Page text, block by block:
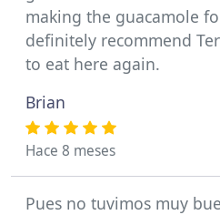
making the guacamole
definitely recommend
to eat here again.
Brian
Hace 8 meses
Pues no tuvimos muy